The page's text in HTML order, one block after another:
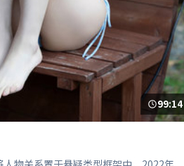
99:14